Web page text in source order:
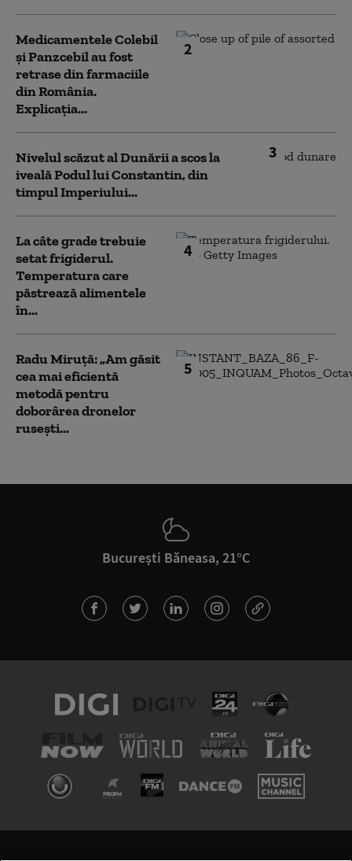
2
Medicamentele Colebil
și Panzcebil au fost
retrase din farmaciile
din România.
Explicația...
3
Nivelul scăzut al Dunării a scos la
iveală Podul lui Constantin, din
timpul Imperiului...
4
La câte grade trebuie
setat frigiderul.
Temperatura care
păstrează alimentele
în...
5
Radu Miruță: „Am găsit
cea mai eficientă
metodă pentru
doborârea dronelor
rusești...
București Băneasa, 21°C